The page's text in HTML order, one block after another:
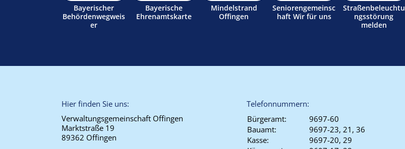
Bayerischer
Behördenwegweis
er
Bayerische
Ehrenamtskarte
Mindelstrand
Offingen
Seniorengemeinsc
haft Wir für uns
Straßenbeleuchtu
ngsstörung
melden
Hier finden Sie uns:
Verwaltungsgemeinschaft Offingen
Marktstraße 19
89362 Offingen
Telefonnummern:
Bürgeramt:
9697-60
Bauamt:
9697-23, 21, 36
Kasse:
9697-20, 29